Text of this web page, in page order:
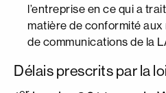
l’entreprise en ce qui a
matière de conformité aux
de communications de la
Délais prescrits par la